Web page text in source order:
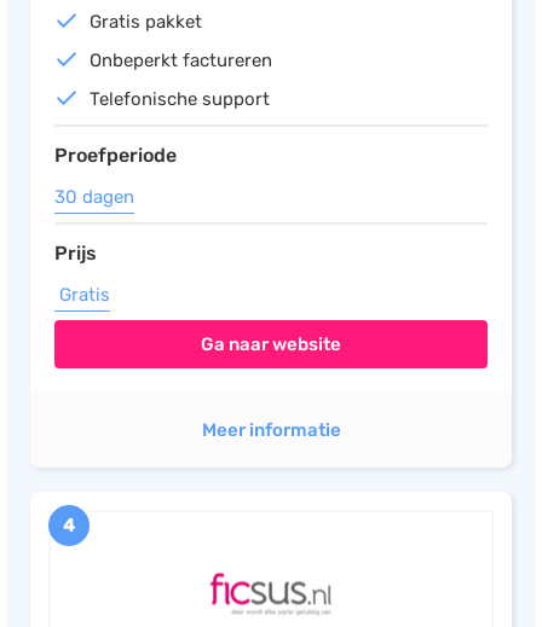
Gratis pakket
Onbeperkt factureren
Telefonische support
Proefperiode
30 dagen
Prijs
Gratis
Ga naar website
Meer informatie
4